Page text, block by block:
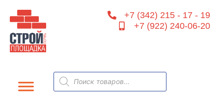
содержимому
+7 (342) 215 - 17 - 19
+7 (922) 240-06-20
Поиск
товаров